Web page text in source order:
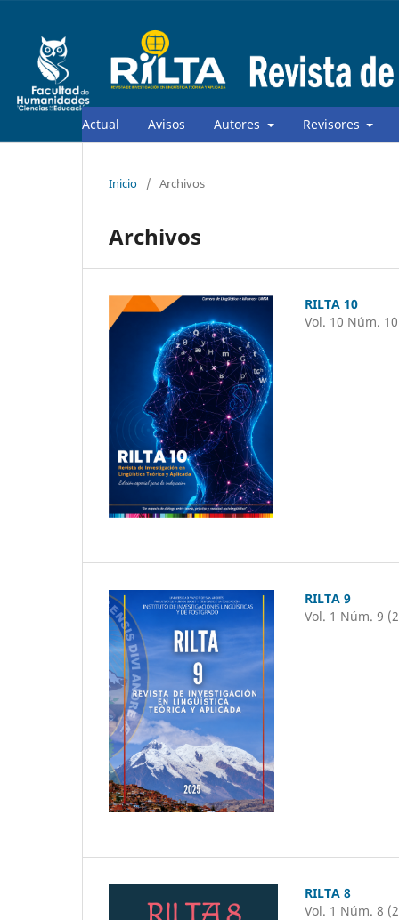
Actual Avisos Autores Revisores
Inicio / Archivos
Archivos
RILTA 10
Vol. 10 Núm.
RILTA 9
Vol. 1 Núm. 9
RILTA 8
Vol. 1 Núm. 8